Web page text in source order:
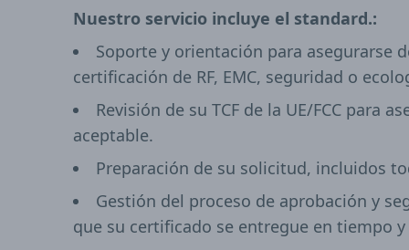
Nuestro servicio incluye el standard.:
Soporte y orientación para asegurarse
certificación de RF, EMC, seguridad o
Revisión de su TCF de la UE/FCC para
aceptable.
Preparación de su solicitud, incluidos
Gestión del proceso de aprobación y
que su certificado se entregue en tiempo